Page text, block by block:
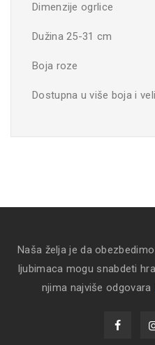
Dimenzije ogrlice
Dužina 25-31 cm
Boja roze
Dostupna u više boja i
Naša želja je da
ljubimaca mogu snabdeti
njima najviše odgovara